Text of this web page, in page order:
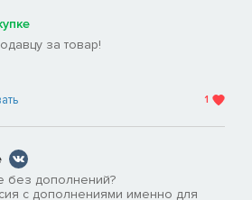
за товар!
1
без дополнений?
с дополнениями именно для